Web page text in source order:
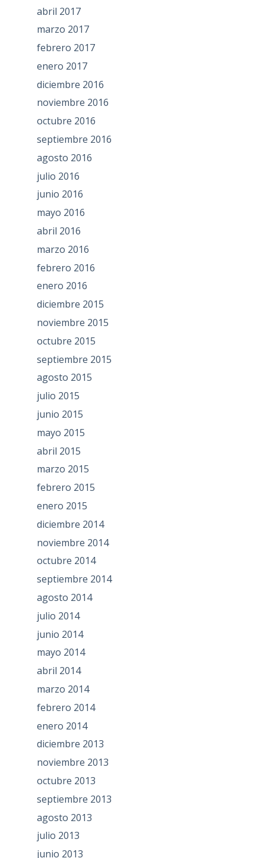
abril 2017
marzo 2017
febrero 2017
enero 2017
diciembre 2016
noviembre 2016
octubre 2016
septiembre 2016
agosto 2016
julio 2016
junio 2016
mayo 2016
abril 2016
marzo 2016
febrero 2016
enero 2016
diciembre 2015
noviembre 2015
octubre 2015
septiembre 2015
agosto 2015
julio 2015
junio 2015
mayo 2015
abril 2015
marzo 2015
febrero 2015
enero 2015
diciembre 2014
noviembre 2014
octubre 2014
septiembre 2014
agosto 2014
julio 2014
junio 2014
mayo 2014
abril 2014
marzo 2014
febrero 2014
enero 2014
diciembre 2013
noviembre 2013
octubre 2013
septiembre 2013
agosto 2013
julio 2013
junio 2013